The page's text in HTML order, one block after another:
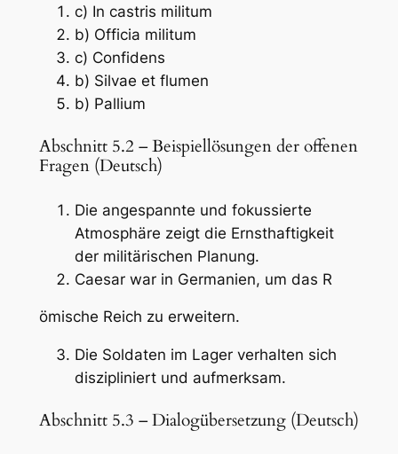
c) In castris militum
b) Officia militum
c) Confidens
b) Silvae et flumen
b) Pallium
Abschnitt 5.2 – Beispiellösungen der offenen
Fragen (Deutsch)
Die angespannte und fokussierte
Atmosphäre zeigt die Ernsthaftigkeit
der militärischen Planung.
Caesar war in Germanien, um das R
ömische Reich zu erweitern.
Die Soldaten im Lager verhalten sich
diszipliniert und aufmerksam.
Abschnitt 5.3 – Dialogübersetzung (Deutsch)